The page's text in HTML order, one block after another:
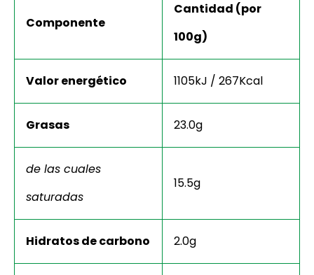
Componente
Cantidad (por
100g)
Valor energético 1105kJ / 267Kcal
Grasas 23.0g
de las cuales
saturadas
15.5g
Hidratos de carbono 2.0g